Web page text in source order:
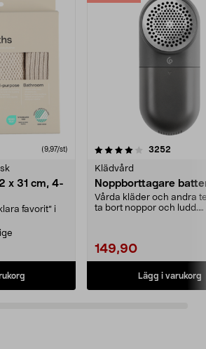
(9,97/st)
x 31 cm, 4-
favorit” i
3252
Klädvård
Noppborttagare
Vårda kläder och andra
ta bort noppor och ludd.
149,90
Lägg i varukorg
4.5av 5 stjärnor